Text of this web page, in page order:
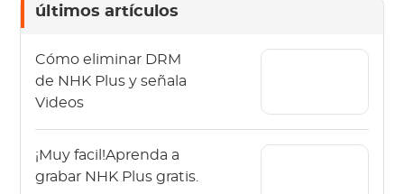
últimos artículos
Cómo eliminar DRM
de NHK Plus y señala
Videos
¡Muy facil!Aprenda a
grabar NHK Plus gratis.